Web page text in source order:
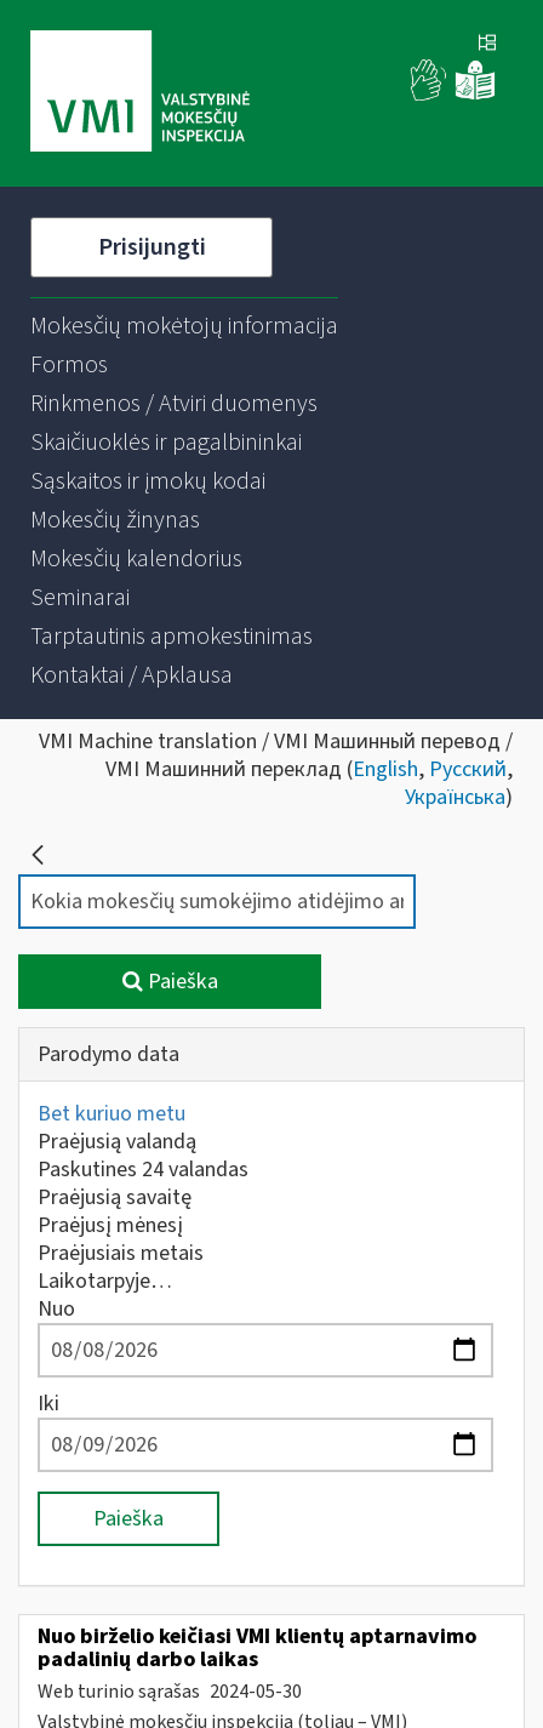
Prisijungti
Mokesčių mokėtojų informacija
Formos
Rinkmenos / Atviri duomenys
Skaičiuoklės ir pagalbininkai
Sąskaitos ir įmokų kodai
Mokesčių žinynas
Mokesčių kalendorius
Seminarai
Tarptautinis apmokestinimas
Kontaktai / Apklausa
VMI Machine translation / VMI Машинный перевод /
VMI Машинний переклад (English, Русский,
Українська)
Paieška
Parodymo data
Bet kuriuo metu
Praėjusią valandą
Paskutines 24 valandas
Praėjusią savaitę
Praėjusį mėnesį
Praėjusiais metais
Laikotarpyje…
Nuo
Iki
Paieška
Nuo birželio keičiasi VMI klientų aptarnavimo
padalinių darbo laikas
Web turinio sąrašas 2024-05-30
Valstybinė mokesčių inspekcija (toliau – VMI)